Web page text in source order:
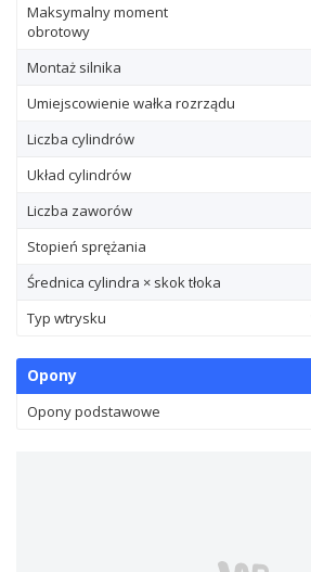
Maksymalny moment
obrotowy
Montaż silnika
Umiejscowienie wałka rozrządu
Liczba cylindrów
Układ cylindrów
Liczba zaworów
Stopień sprężania
Średnica cylindra × skok tłoka
Typ wtrysku
Opony
Opony podstawowe